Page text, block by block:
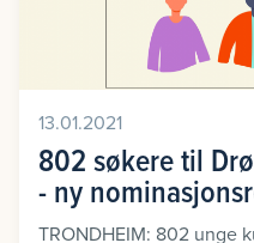
13.01.2021
802 søkere til
- ny
TRONDHEIM: 802 unge